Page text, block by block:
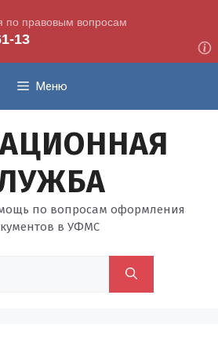
Меню
по вопросам оформления
в УФМС